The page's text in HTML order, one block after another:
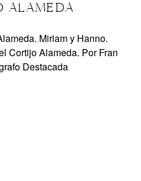
ALAMEDA